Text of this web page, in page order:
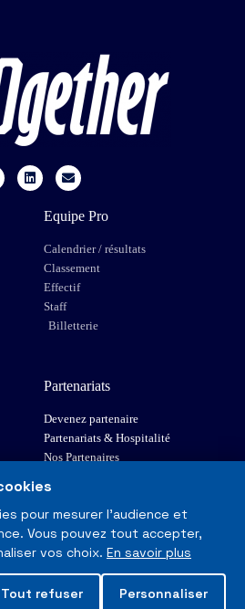
Equipe Pro
Calendrier / résultats
Classement
Effectif
Staff
Billetterie
Partenariats
Devenez partenaire
Partenariats & Hospitalité
Nos Partenaires
- Tous droits réservés
Mentions Légales & RGPD
pour mesurer l'audience et
Vous pouvez tout accepter,
vos choix. En savoir plus
Tout refuser Personnaliser